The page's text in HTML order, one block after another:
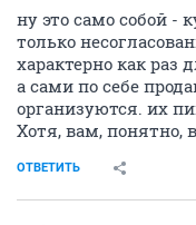
ну это само собой -
только
характерно как раз
а сами по себе
организуются. их
Хотя, вам, понятно,
ОТВЕТИТЬ